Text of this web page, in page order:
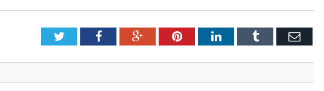
TwitterFacebookGoogle+PinterestLinkedInTumblr Email